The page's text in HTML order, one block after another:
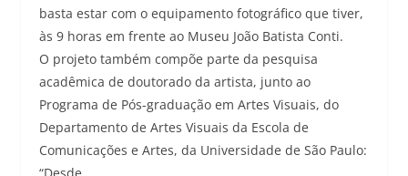
basta estar com o equipamento fotográfico que tiver,
às 9 horas em frente ao Museu João Batista Conti.
O projeto também compõe parte da pesquisa
acadêmica de doutorado da artista, junto ao
Programa de Pós-graduação em Artes Visuais, do
Departamento de Artes Visuais da Escola de
Comunicações e Artes, da Universidade de São Paulo: